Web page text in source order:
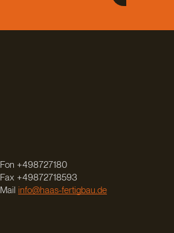
Fon +498727180
Fax +49872718593
Mail info@haas-fertigbau.de